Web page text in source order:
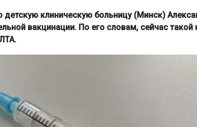
детскую клиническую больницу (Минск)
вакцинации. По его словам, сейчас такой